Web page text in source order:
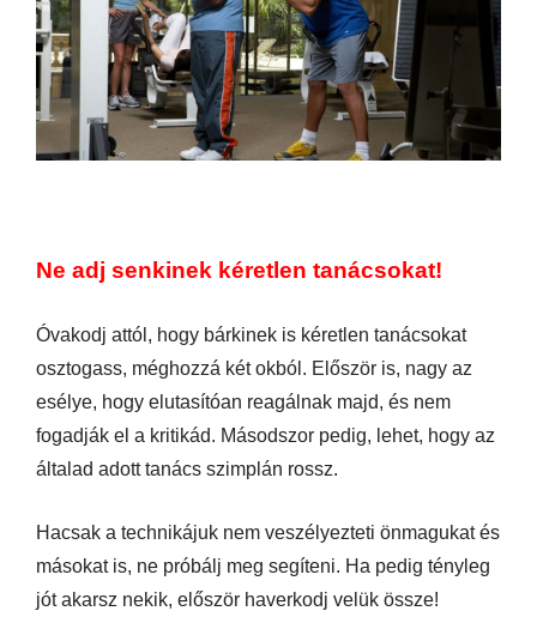
Ne adj senkinek kéretlen tanácsokat!
Óvakodj attól, hogy bárkinek is kéretlen tanácsokat
osztogass, méghozzá két okból. Először is, nagy az
esélye, hogy elutasítóan reagálnak majd, és nem
fogadják el a kritikád. Másodszor pedig, lehet, hogy az
általad adott tanács szimplán rossz.
Hacsak a technikájuk nem veszélyezteti önmagukat és
másokat is, ne próbálj meg segíteni. Ha pedig tényleg
jót akarsz nekik, először haverkodj velük össze!